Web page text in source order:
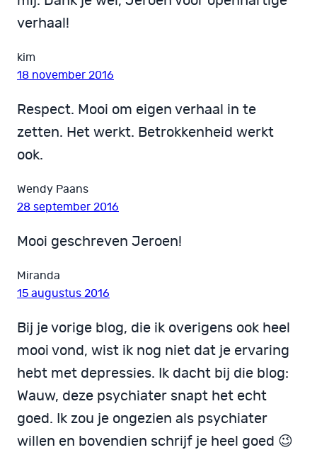
verhaal!
kim
18 november 2016
Respect. Mooi om eigen verhaal in te
zetten. Het werkt. Betrokkenheid werkt
ook.
Wendy Paans
28 september 2016
Mooi geschreven Jeroen!
Miranda
15 augustus 2016
Bij je vorige blog, die ik overigens ook heel
mooi vond, wist ik nog niet dat je ervaring
hebt met depressies. Ik dacht bij die blog:
Wauw, deze psychiater snapt het echt
goed. Ik zou je ongezien als psychiater
willen en bovendien schrijf je heel goed 😉